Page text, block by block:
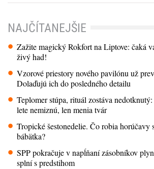
NAJČÍTANEJŠIE
Zažite magický Rokfort na Liptove: čaká
živý had!
Vzorové priestory nového pavilónu už
Dolaďujú ich do posledného detailu
Teplomer stúpa, rituál zostáva
lete nemiznú, len menia tvár
Tropické šestonedelie. Čo robia horúčavy
bábätka?
SPP pokračuje v napĺňaní zásobníkov
splní s predstihom